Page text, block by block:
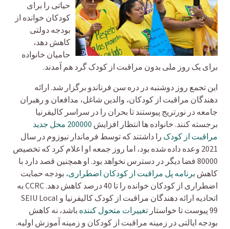
حیاتی را برای
کودکان خوانده از
بودجه دولتی
کاهش دهد،
حامیان خانواده
برای یک روز ملی بدون مراقبت از کودک گرد هم آمدند.
این تجمع روز دوشنبه در دره سن فرناندو برگزار شد. ارائه
دهندگان مراقبت از کودکان، والدین شاغل، مدافعان و رهبران
جامعه در نورتریج پیوستند تا بحران را در سراسر کالیفرنیا
برجسته کنند. خانواده ها انتظار افزایش
200000 محل جدید
مراقبت از کودک را داشتند که توسط فرماندار نیوزوم در سال
2021 وعده داده شده بود، اما روز جمعه او اعلام کرد که تخصیص
80000 فضا دیگر در دسترس نخواهد بود. او همچنین قصد دارد با
کاهش برنامه پل مراقبت از کودکان اضطراری، بودجه حمایت
اضطراری از کودکان خوانده را تا 40 درصد کاهش دهد. CCRC به
اتحادیه ارائه دهندگان مراقبت از کودک کالیفرنیا و SEIU Local
99 پیوست تا خواستار
تغییرات متحول کننده باشد، نه کاهش
بودجه ایالتی در زمینه مراقبت از کودکان و زمینه آموزش اولیه.